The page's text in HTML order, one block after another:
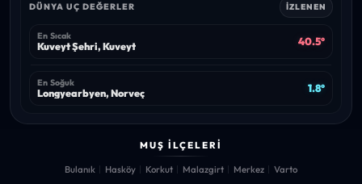
DÜNYA UÇ DEĞERLER İZLENEN
En Sıcak
Kuveyt Şehri, Kuveyt 40.5°
En Soğuk
Longyearbyen, Norveç 1.8°
MUŞ İLÇELERI
Bulanık
Hasköy Korkut Malazgirt Merkez Varto